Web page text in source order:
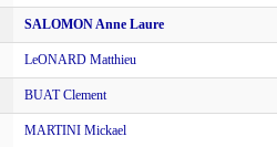
SALOMON Anne Laure
LeONARD Matthieu
BUAT Clement
MARTINI Mickael